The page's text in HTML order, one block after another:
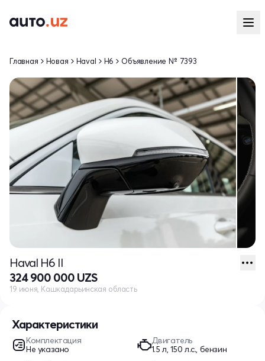
Характеристики
Комплектация
Не указано
Двигатель
1.5 л, 150 л.с., бензин
Главная Новая Haval H6 Объявление № 7393
Haval H6 II
324 900 000 UZS
19 июня, Кашкадарьинская область